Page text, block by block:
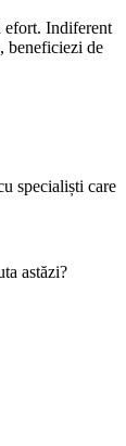
efort. Indiferent
beneficiezi de
specialiști care
astăzi?